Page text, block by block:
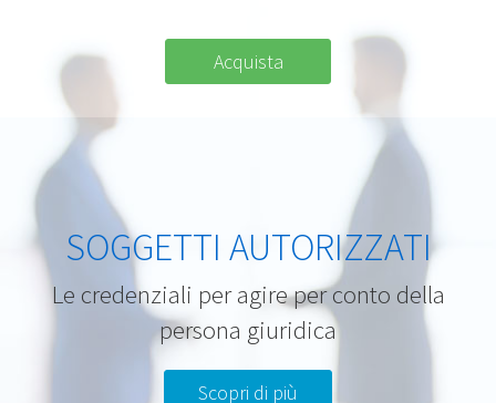
Acquista
SOGGETTI AUTORIZZATI
Le credenziali per agire per conto della
persona giuridica
Scopri di più